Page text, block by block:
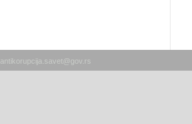
antikorupcija.savet@gov.rs